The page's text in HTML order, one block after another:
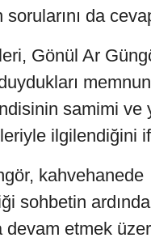
da
Gönül Ar
samimi ve
ilgilendiğini
kahvehanede
sohbetin
devam etmek